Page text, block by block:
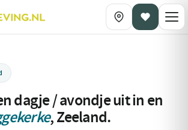
dagje / avondje uit in en
,Zeeland.